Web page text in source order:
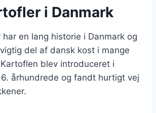
i Danmark
en lang historie i Danmark og
del af dansk kost i mange
blev introduceret i
århundrede og fandt hurtigt vej